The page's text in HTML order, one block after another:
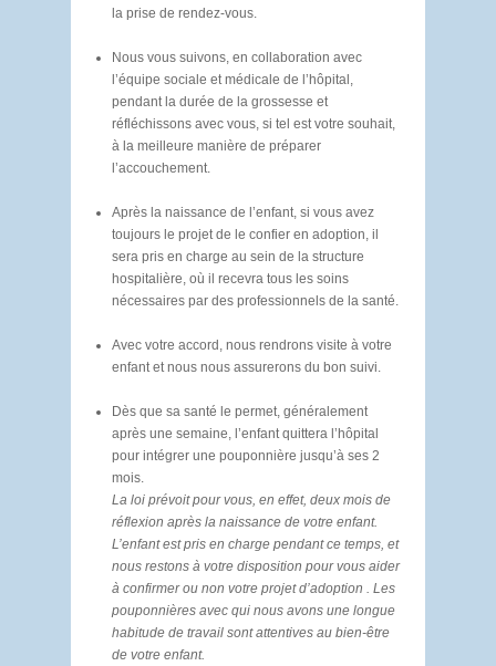
la prise de rendez-vous.
Nous vous suivons, en collaboration avec
l’équipe sociale et médicale de l’hôpital,
pendant la durée de la grossesse et
réfléchissons avec vous, si tel est votre souhait,
à la meilleure manière de préparer
l’accouchement.
Après la naissance de l’enfant, si vous avez
toujours le projet de le confier en adoption, il
sera pris en charge au sein de la structure
hospitalière, où il recevra tous les soins
nécessaires par des professionnels de la santé.
Avec votre accord, nous rendrons visite à votre
enfant et nous nous assurerons du bon suivi.
Dès que sa santé le permet, généralement
après une semaine, l’enfant quittera l’hôpital
pour intégrer une pouponnière jusqu’à ses 2
mois.
La loi prévoit pour vous, en effet, deux mois de
réflexion après la naissance de votre enfant.
L’enfant est pris en charge pendant ce temps, et
nous restons à votre disposition pour vous aider
à confirmer ou non votre projet d’adoption . Les
pouponnières avec qui nous avons une longue
habitude de travail sont attentives au bien-être
de votre enfant.